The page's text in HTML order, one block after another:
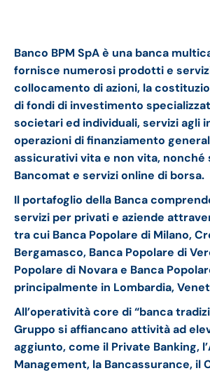
Banco BPM SpA è una banca
fornisce numerosi prodotti e
collocamento di azioni, la
di fondi di investimento
societari ed individuali, servizi agli
operazioni di finanziamento
assicurativi vita e non vita, nonché
Bancomat e servizi online di borsa.
Il portafoglio della Banca
servizi per privati e aziende
tra cui Banca Popolare di Milano,
Bergamasco, Banca Popolare di
Popolare di Novara e Banca
principalmente in Lombardia,
All’operatività core di “banca
Gruppo si affiancano attività ad
aggiunto, come il Private Banking,
Management, la Bancassurance, il